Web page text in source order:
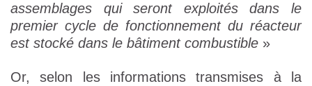
assemblages qui seront exploités dans le
premier cycle de fonctionnement du réacteur
est stocké dans le bâtiment combustible »
Or, selon les informations transmises à la